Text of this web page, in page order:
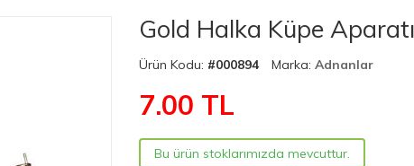
Gold Halka Küpe
Ürün Kodu: #000894 Marka:Adnanlar
7.00 TL
Bu ürün stoklarımızda mevcuttur.